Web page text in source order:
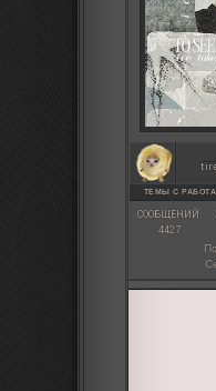
ТЕМЫ С
СООБЩЕНИЙ:
4427